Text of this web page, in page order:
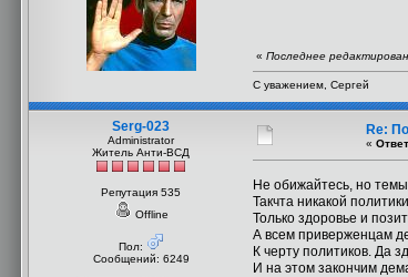
« Последнее
С уважением, Сергей
Serg-023
Administrator
Житель Анти-ВСД
Репутация 535
Offline
Пол:
Сообщений: 6249
Re:
«
Не обижайтесь, но
Такчта никакой
Только здоровье и
А всем приверженцам
К черту политиков. Да
И на этом закончим